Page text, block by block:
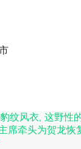
纹风衣, 这野性
席牵头为贺龙恢